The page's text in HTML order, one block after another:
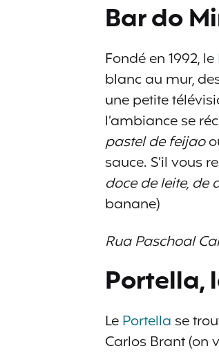
Bar do
Fondé en 1992, le
blanc au mur,
une petite
l’ambiance se
pastel de feijao
sauce. S’il vous
doce de leite,
banane)
Rua Paschoal
Portella,
LePortellase
Carlos Brant (on